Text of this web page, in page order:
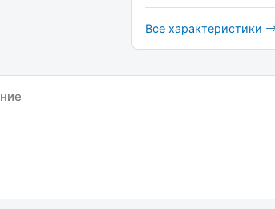
Все характеристики